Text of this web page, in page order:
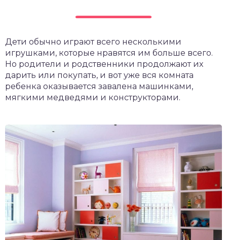
Дети обычно играют всего несколькими
игрушками, которые нравятся им больше всего.
Но родители и родственники продолжают их
дарить или покупать, и вот уже вся комната
ребенка оказывается завалена машинками,
мягкими медведями и конструкторами.